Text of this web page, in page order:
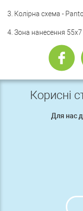
3. Колірна схема -
4. Зона нанесення
Корисні
Для нас